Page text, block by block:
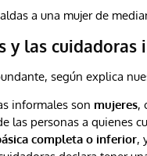
y las cuidadoras
según explica
informales son mujeres,
las personas a quienes
completa o inferior,